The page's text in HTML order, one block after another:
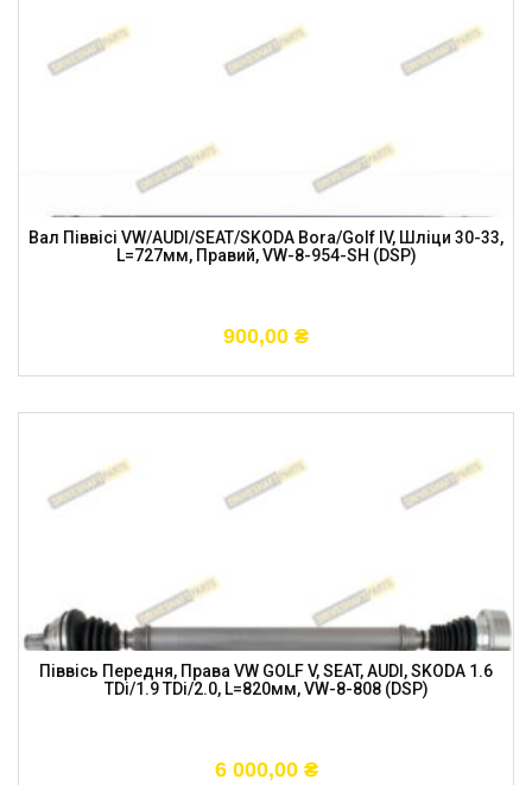
Вал Піввісі VW/AUDI/SEAT/SKODA Bora/Golf IV, Шліци 30-33,
L=727мм, Правий, VW-8-954-SH (DSP)
900,00 ₴
Піввісь Передня, Права VW GOLF V, SEAT, AUDI, SKODA 1.6
TDi/1.9 TDi/2.0, L=820мм, VW-8-808 (DSP)
6 000,00 ₴